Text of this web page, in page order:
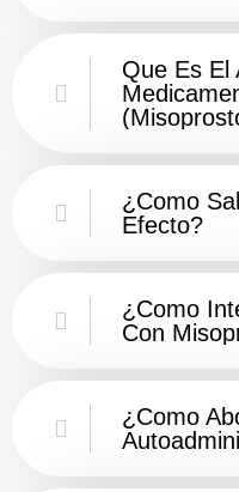
Que Es El
¿Como
Efecto?
¿como
Con
¿Como